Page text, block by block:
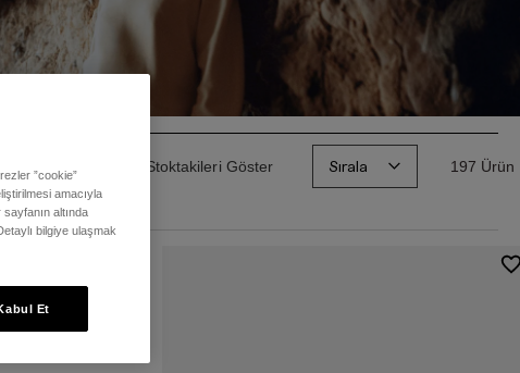
Sadece Stoktakileri Göster Sırala 197 Ürün
”cookie”
amacıyla
altında
bilgiye ulaşmak
Et